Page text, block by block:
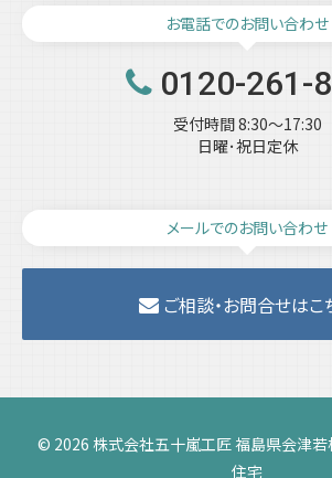
お電話でのお問い合わせ
0120-261-
受付時間 8:30～17:30
日曜･祝日定休
メールでのお問い合わせ
ご相談・お問合せはこ
© 2026 株式会社五十嵐工匠 福島県会津若
住宅